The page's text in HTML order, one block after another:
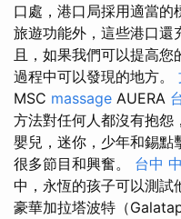
口處，港口局採用適當的
旅遊功能外，這些港口還
且，如果我們可以提高
過程中可以發現的地方。
MSC massage AUERA
方法對任何人都沒有抱怨
嬰兒，迷你，少年和錫點
很多節目和興奮。 台中
中，永恆的孩子可以測試
豪華加拉塔波特（